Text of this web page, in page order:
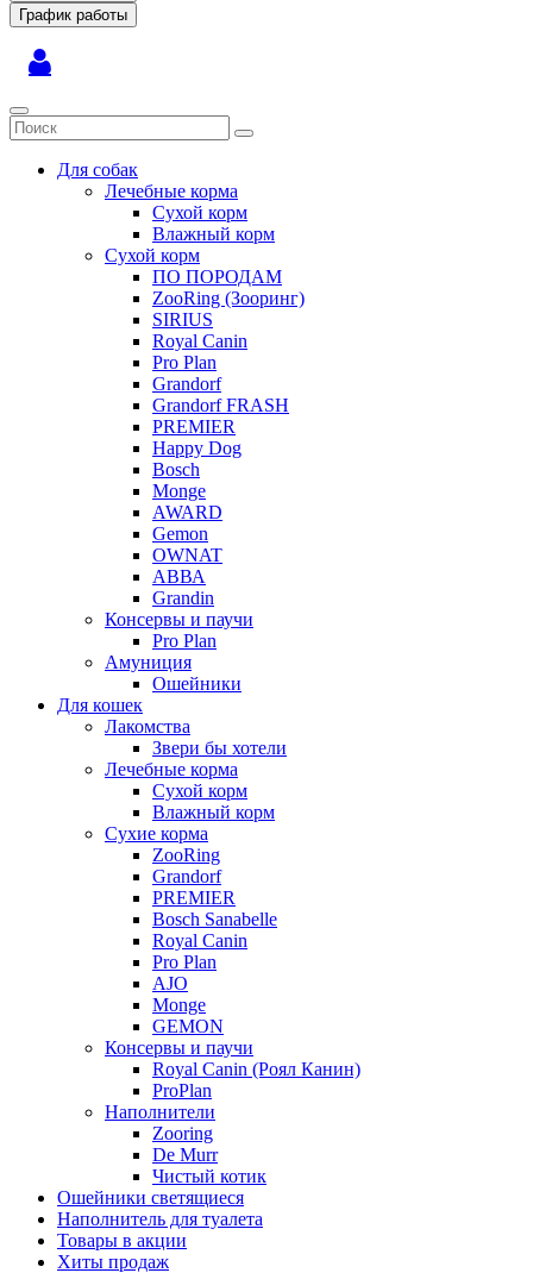
График работы
Для собак
Лечебные корма
Сухой корм
Влажный корм
Сухой корм
ПО ПОРОДАМ
ZooRing (Зооринг)
SIRIUS
Royal Canin
Pro Plan
Grandorf
Grandorf FRASH
PREMIER
Happy Dog
Bosch
Monge
AWARD
Gemon
OWNAT
АВВА
Grandin
Консервы и паучи
Pro Plan
Амуниция
Ошейники
Для кошек
Лакомства
Звери бы хотели
Лечебные корма
Сухой корм
Влажный корм
Сухие корма
ZooRing
Grandorf
PREMIER
Bosch Sanabelle
Royal Canin
Pro Plan
AJO
Monge
GEMON
Консервы и паучи
Royal Canin (Роял Канин)
ProPlan
Наполнители
Zooring
De Murr
Чистый котик
Ошейники светящиеся
Наполнитель для туалета
Товары в акции
Хиты продаж